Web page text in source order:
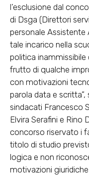
l’esclusione dal
di Dsga (Direttori
personale
tale incarico nella
politica
frutto di qualche
con motivazioni
parola data e
sindacati Francesco
Elvira Serafini e Rino
concorso riservato i
titolo di studio
logica e non
motivazioni